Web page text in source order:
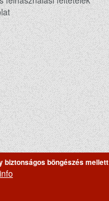
biztonságos böngészés